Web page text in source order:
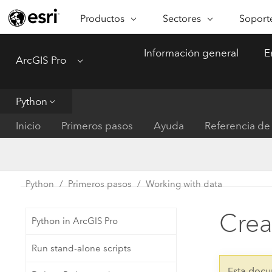
Productos
ARCGIS
Plataforma completa de
ArcGIS Pro
Sistema fundamental para SIG y
Sectores
SECTORES
Conservación
Servicios públicos de
Salud y servicios humanos
Gobierno nacional
ArcGIS Pro Menu
Información general
Python
Inicio
Primeros pasos Ayuda Referencia
Python Primeros pasos Working with data
Python in ArcGIS Pro
Run stand-alone scripts